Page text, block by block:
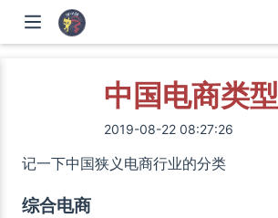
中国电商类型
2019-08-22 08:27:26
记一下中国狭义电商行业的分类
综合电商